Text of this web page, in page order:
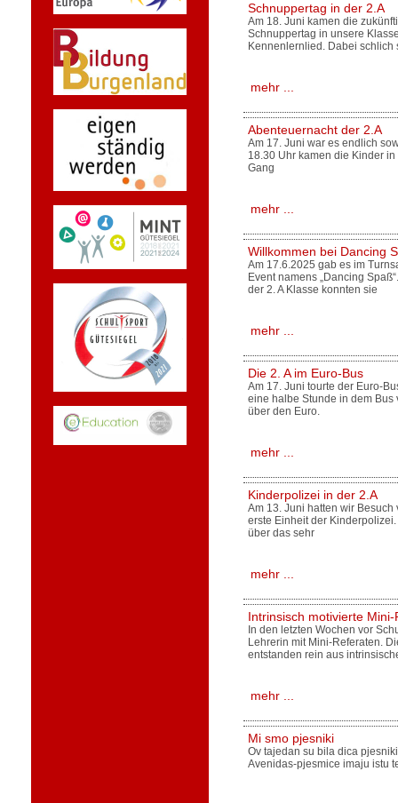
Schnuppertag in der 2.A
Am 18. Juni kamen die
Schnuppertag in unsere
Kennenlernlied. Dabei
mehr ...
Abenteuernacht der 2.A
Am 17. Juni war es endlich
18.30 Uhr kamen die Kinder
Gang
mehr ...
Willkommen bei Dancing
Am 17.6.2025 gab es im
Event namens „Dancing
der 2. A Klasse konnten sie
mehr ...
Die 2. A im Euro-Bus
Am 17. Juni tourte der Euro-
eine halbe Stunde in dem
über den Euro.
mehr ...
Kinderpolizei in der 2.A
Am 13. Juni hatten wir
erste Einheit der
über das sehr
mehr ...
Intrinsisch motivierte Mini-
In den letzten Wochen vor
Lehrerin mit Mini-Referaten.
entstanden rein aus
mehr ...
Mi smo pjesniki
Ov tajedan su bila dica
Avenidas-pjesmice imaju istu